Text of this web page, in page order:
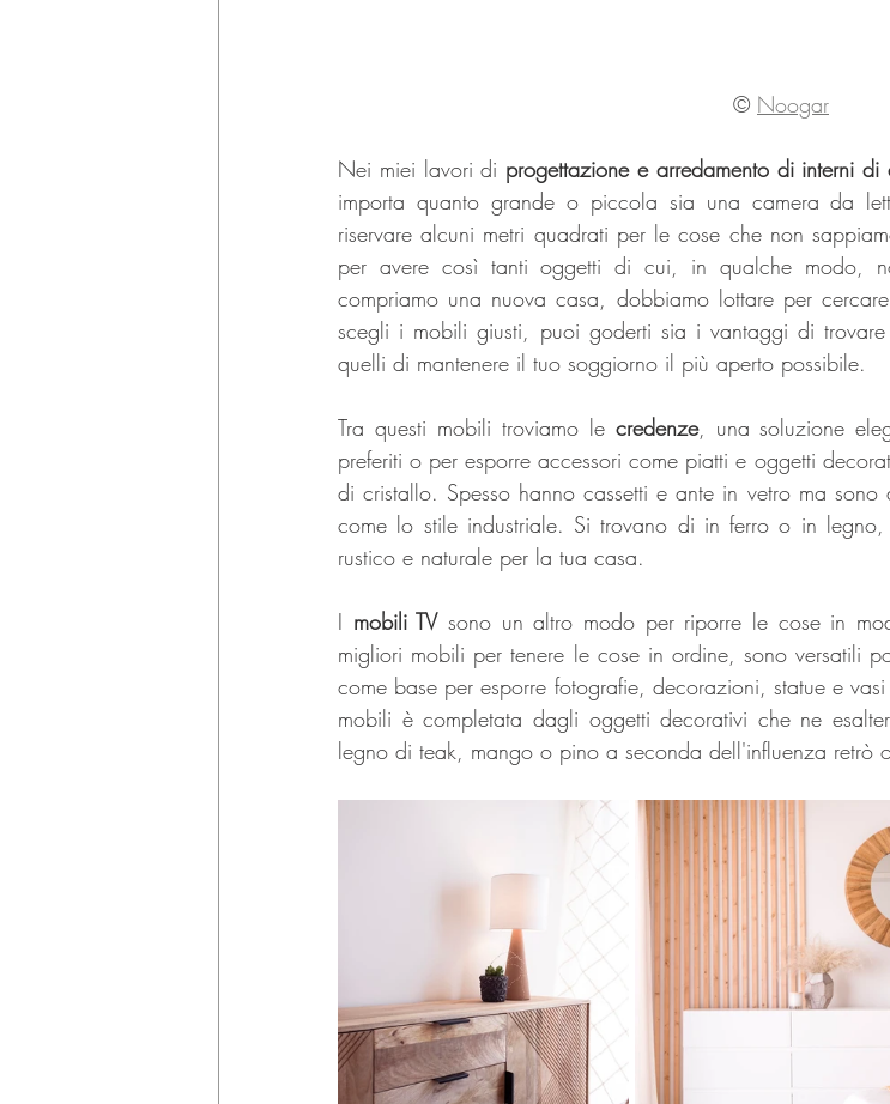
© Noogar
Nei miei lavori di progettazione e arredamento di interni di
importa quanto grande o piccola sia una camera da
riservare alcuni metri quadrati per le cose che non
per avere così tanti oggetti di cui, in qualche modo,
compriamo una nuova casa, dobbiamo lottare per
scegli i mobili giusti, puoi goderti sia i vantaggi di
quelli di mantenere il tuo soggiorno il più aperto possibile.
Tra questi mobili troviamo le credenze, una soluzione
preferiti o per esporre accessori come piatti e oggetti
di cristallo. Spesso hanno cassetti e ante in vetro ma
come lo stile industriale. Si trovano di in ferro o in
rustico e naturale per la tua casa.
I mobili TV sono un altro modo per riporre le cose in
migliori mobili per tenere le cose in ordine, sono versatili
come base per esporre fotografie, decorazioni, statue e
mobili è completata dagli oggetti decorativi che ne
legno di teak, mango o pino a seconda dell'influenza retrò